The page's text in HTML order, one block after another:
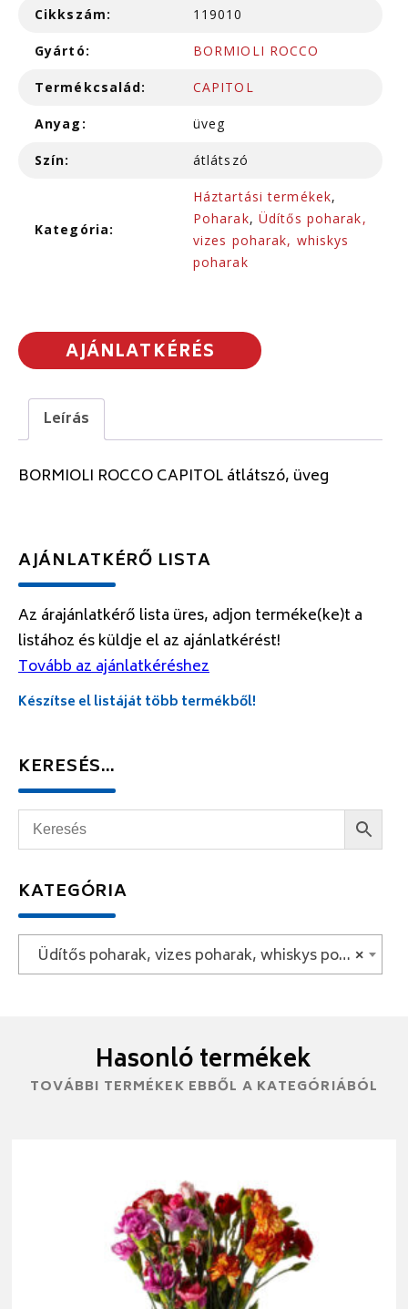
Cikkszám: 119010
Gyártó: BORMIOLI ROCCO
Termékcsalád: CAPITOL
Anyag: üveg
Szín: átlátszó
Kategória:
Háztartási termékek,
Poharak, Üdítős poharak,
vizes poharak, whiskys
poharak
AJÁNLATKÉRÉS
Leírás
BORMIOLI ROCCO CAPITOL átlátszó, üveg
AJÁNLATKÉRŐ LISTA
Az árajánlatkérő lista üres, adjon terméke(ke)t a
listához és küldje el az ajánlatkérést!
Tovább az ajánlatkéréshez
Készítse el listáját több termékből!
KERESÉS…
KATEGÓRIA
×
Üdítős poharak, vizes poharak, whiskys poharak
Hasonló termékek
TOVÁBBI TERMÉKEK EBBŐL A KATEGÓRIÁBÓL